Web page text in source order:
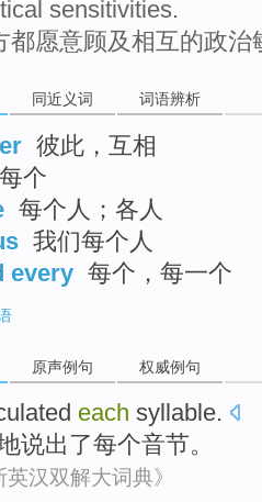
sensitivities.
都愿意顾及相互的政治
同近义词 词语辨析
彼此，互相
每个
每个人；各人
我们每个人
every 每个，每一个
原声例句 权威例句
each syllable.
说出了每个音节。
英汉双解大词典》